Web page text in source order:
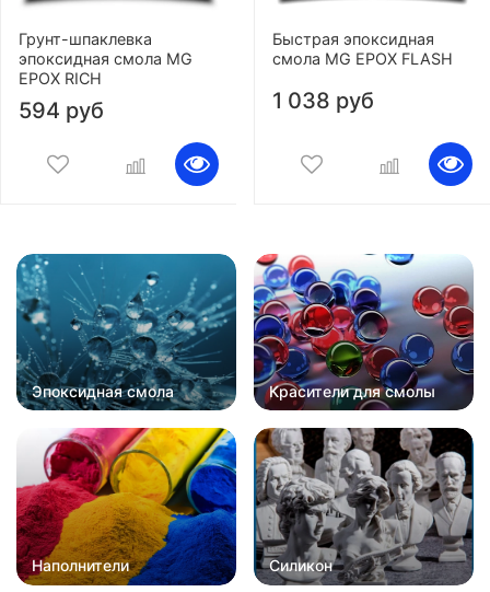
Грунт-шпаклевка
эпоксидная смола MG
EPOX RICH
594 руб
Быстрая эпоксидная
смола MG EPOX FLASH
1 038 руб
Эпоксидная смола Красители для смолы
Наполнители Силикон